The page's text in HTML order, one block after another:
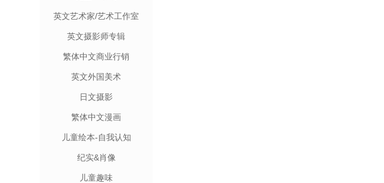
英文艺术家/艺术工作室
英文摄影师专辑
繁体中文商业行销
英文外国美术
日文摄影
繁体中文漫画
儿童绘本-自我认知
纪实&肖像
儿童趣味